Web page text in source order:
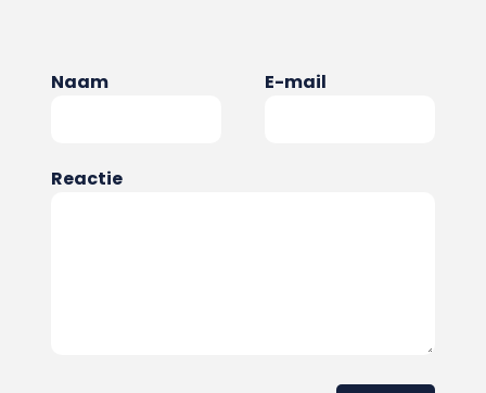
Naam E-mail
Reactie